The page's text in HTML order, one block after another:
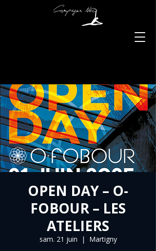
OPEN DAY – O-
FOBOUR – LES
ATELIERS
sam. 21 juin
  |
Martigny